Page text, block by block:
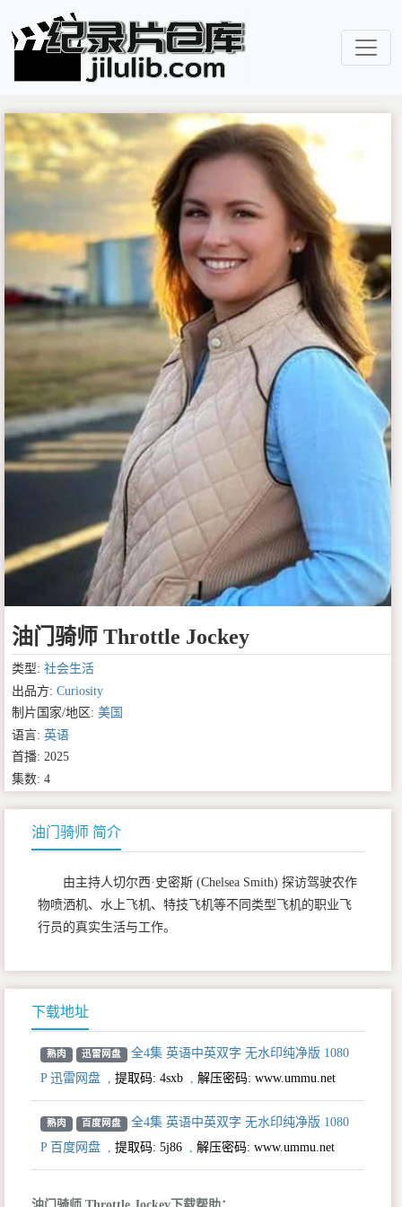
油门骑师 Throttle Jockey
类型: 社会生活
出品方: Curiosity
制片国家/地区: 美国
语言: 英语
首播: 2025
集数: 4
油门骑师 简介
由主持人切尔西·史密斯 (Chelsea Smith) 探访驾驶农作
物喷洒机、水上飞机、特技飞机等不同类型飞机的职业飞
行员的真实生活与工作。
下载地址
熟肉 迅雷网盘
全4集 英语中英双字 无水印纯净版 1080
P 迅雷网盘 , 提取码: 4sxb , 解压密码: www.ummu.net
熟肉 百度网盘
全4集 英语中英双字 无水印纯净版 1080
P 百度网盘 , 提取码: 5j86 , 解压密码: www.ummu.net